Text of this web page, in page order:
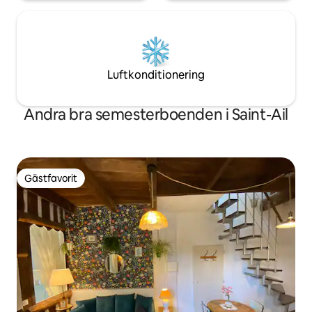
Luftkonditionering
Andra bra semesterboenden i Saint-Ail
Gästfavorit
Gästfavorit